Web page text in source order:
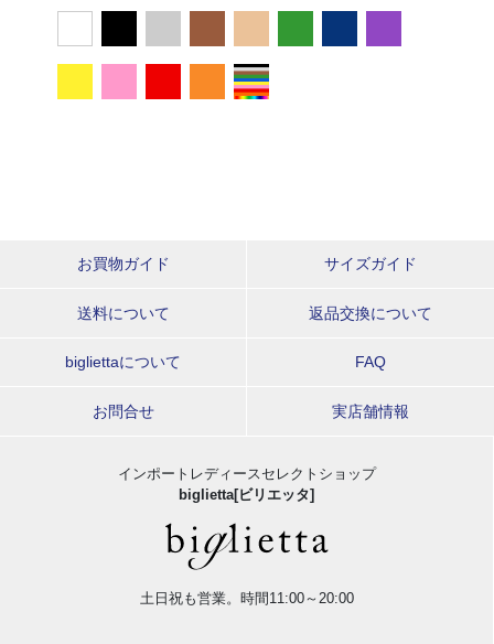
お買物ガイド サイズガイド
送料について 返品交換について
bigliettaについて FAQ
お問合せ 実店舗情報
インポートレディースセレクトショップ
biglietta[ビリエッタ]
土日祝も営業。時間11:00～20:00